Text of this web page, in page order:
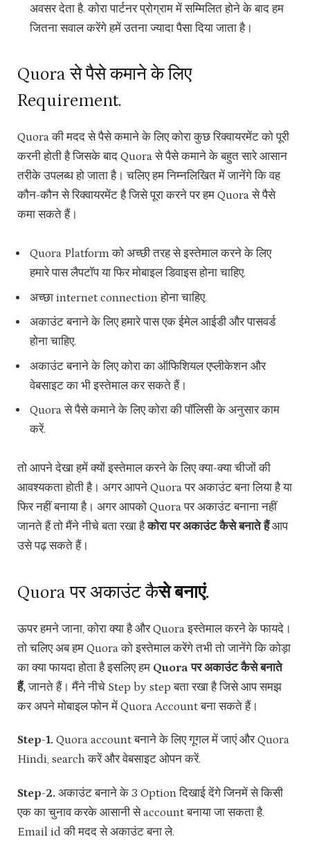
अवसर देता है. कोरा पार्टनर प्रोग्राम में सम्मिलित होने के बाद हम
जितना सवाल करेंगे हमें उतना ज्यादा पैसा दिया जाता है।
Quora से पैसे कमाने के लिए
Requirement.
Quora की मदद से पैसे कमाने के लिए कोरा कुछ रिक्वायरमेंट को पूरी
करनी होती है जिसके बाद Quora से पैसे कमाने के बहुत सारे आसान
तरीके उपलब्ध हो जाता है। चलिए हम निम्नलिखित में जानेंगे कि वह
कौन-कौन से रिक्वायरमेंट है जिसे पूरा करने पर हम Quora से पैसे
कमा सकते हैं।
Quora Platform को अच्छी तरह से इस्तेमाल करने के लिए
हमारे पास लैपटॉप या फिर मोबाइल डिवाइस होना चाहिए.
अच्छा internet connection होना चाहिए.
अकाउंट बनाने के लिए हमारे पास एक ईमेल आईडी और पासवर्ड
होना चाहिए.
अकाउंट बनाने के लिए कोरा का ऑफिशियल एप्लीकेशन और
वेबसाइट का भी इस्तेमाल कर सकते हैं।
Quora से पैसे कमाने के लिए कोरा की पॉलिसी के अनुसार काम
करें.
तो आपने देखा हमें क्यों इस्तेमाल करने के लिए क्या-क्या चीजों की
आवश्यकता होती है। अगर आपने Quora पर अकाउंट बना लिया है या
फिर नहीं बनाया है। अगर आपको Quora पर अकाउंट बनाना नहीं
जानते हैं तो मैंने नीचे बता रखा हैकोरा पर अकाउंट कैसे बनाते हैंआप
उसे पढ़ सकते हैं।
Quora पर अकाउंट कैसे बनाएं.
ऊपर हमने जाना, कोरा क्या है और Quora इस्तेमाल करने के फायदे।
तो चलिए अब हम Quora को इस्तेमाल करेंगे तभी तो जानेंगे कि कोड़ा
का क्या फायदा होता है इसलिए हम Quora पर अकाउंट कैसे बनाते
हैं,जानते हैं। मैंने नीचे Step by step बता रखा है जिसे आप समझ
कर अपने मोबाइल फोन में Quora Account बना सकते हैं।
Step-1. Quora account बनाने के लिए गूगल में जाएं और Quora
Hindi, search करें और वेबसाइट ओपन करें.
Step-2. अकाउंट बनाने के 3 Option दिखाई देंगे जिनमें से किसी
एक का चुनाव करके आसानी से account बनाया जा सकता है.
Email id की मदद से अकाउंट बना ले.